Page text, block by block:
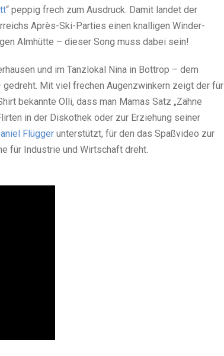
“ peppig frech zum Ausdruck. Damit landet der
Après-Ski-Parties einen knalligen Winder-
Almhütte – dieser Song muss dabei sein!
und im Tanzlokal Nina in Bottrop – dem
gedreht. Mit viel frechen Augenzwinkern zeigt der für
bekannte Olli, dass man Mamas Satz „Zähne
in der Diskothek oder zur Erziehung seiner
Flügger unterstützt, für den das Spaßvideo zur
für Industrie und Wirtschaft dreht.